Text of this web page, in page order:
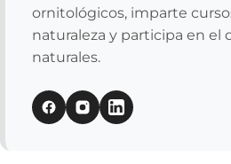
ornitológicos, imparte
naturaleza y participa en el
naturales.